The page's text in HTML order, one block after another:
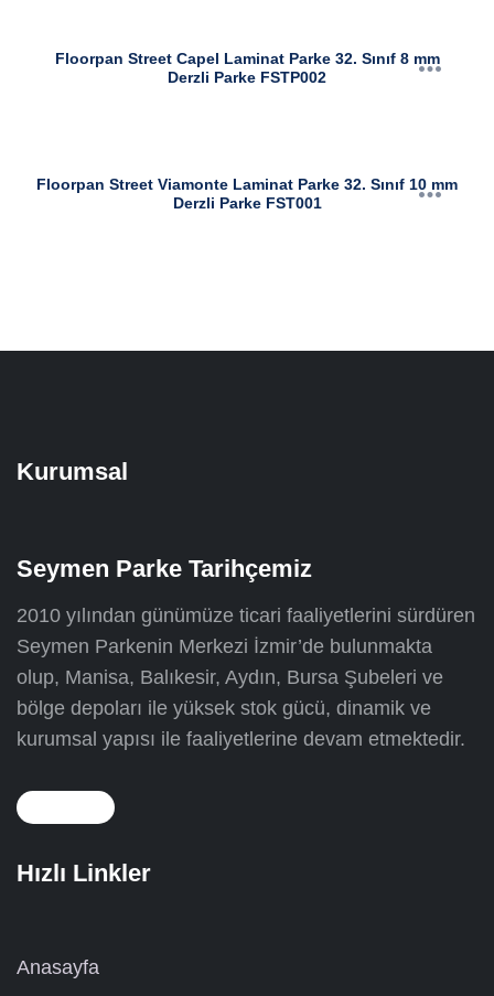
Floorpan Street Capel Laminat Parke 32. Sınıf 8 mm
Derzli Parke FSTP002
Floorpan Street Viamonte Laminat Parke 32. Sınıf 10 mm
Derzli Parke FST001
Kurumsal
Seymen Parke Tarihçemiz
2010 yılından günümüze ticari faaliyetlerini sürdüren
Seymen Parkenin Merkezi İzmir’de bulunmakta
olup, Manisa, Balıkesir, Aydın, Bursa Şubeleri ve
bölge depoları ile yüksek stok gücü, dinamik ve
kurumsal yapısı ile faaliyetlerine devam etmektedir.
Hızlı Linkler
Anasayfa